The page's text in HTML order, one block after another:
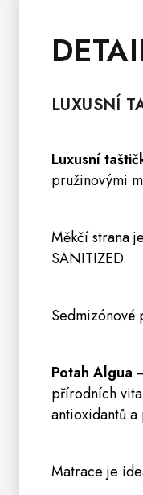
LUXUSNÍ
Luxusní
pružinovými
Měkčí strana
SANITIZED.
Sedmizónové
Potah Algua
přírodních
antioxidantů
Matrace je